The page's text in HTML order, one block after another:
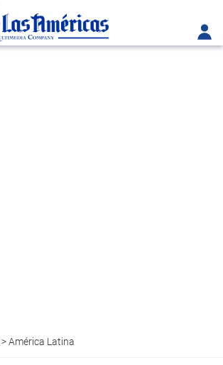
>América Latina